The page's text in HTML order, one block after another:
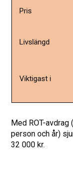
Pris
Livslängd
Viktigast i
Med ROT-
person och år)
32 000 kr.